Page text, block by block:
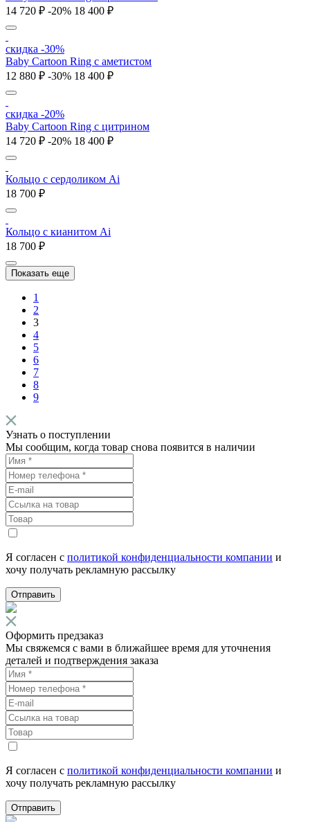
14 720 ₽ -20% 18 400 ₽
скидка -30%
Baby Cartoon Ring с аметистом
12 880 ₽ -30% 18 400 ₽
скидка -20%
Baby Cartoon Ring с цитрином
14 720 ₽ -20% 18 400 ₽
Кольцо с cердоликом Ai
18 700 ₽
Кольцо с кианитом Ai
18 700 ₽
Показать еще
1
2
3
4
5
6
7
8
9
Узнать о поступлении
Мы сообщим, когда товар снова появится в наличии
Я согласен с политикой конфиденциальности компании и
хочу получать рекламную рассылку
Отправить
Оформить предзаказ
Мы свяжемся с вами в ближайшее время для уточнения
деталей и подтверждения заказа
Я согласен с политикой конфиденциальности компании и
хочу получать рекламную рассылку
Отправить